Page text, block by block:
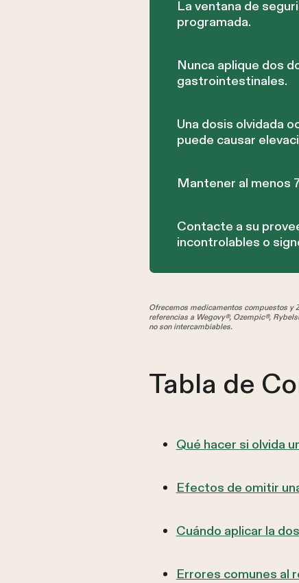
La ventana de
programada.
Nunca aplique dos
gastrointestinales.
Una dosis olvidada
puede causar
Mantener al menos
Contacte a su
incontrolables o
Ofrecemos medicamentos compuestos y
referencias a Wegovy®, Ozempic®,
no son intercambiables.
Tabla de
Qué hacer si olvida
Efectos de omitir
Cuándo aplicar la
Errores comunes al